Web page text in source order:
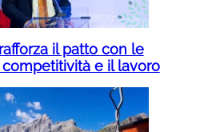
il patto con le
e il lavoro